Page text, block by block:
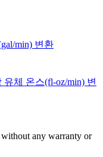
min) 변환
체 온스(fl-oz/min) 변
any warranty or